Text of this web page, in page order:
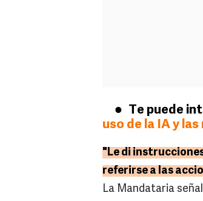
Te puede
uso de la IA y
"Le di
referirse a las
La Mandataria